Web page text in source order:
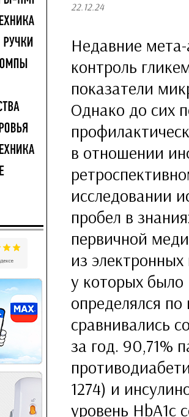
22.12.24
Недавние
контроль
показатели
Однако до сих
в отношении
исследовании
пробел в
первичной
из
у которых
определялся
сравнивались
за год. 90,71%
1274) и
уровень HbA1c